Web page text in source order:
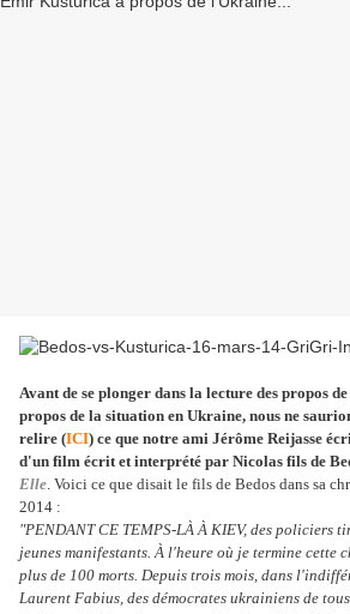
Avant de se plonger dans la lecture des propos
propos de la situation en Ukraine, nous ne
relire (ICI) ce que notre ami Jérôme Reijasse
d'un film écrit et interprété par Nicolas fils de
Elle. Voici ce que disait le fils de Bedos dans sa
2014 :
"PENDANT CE TEMPS-LÀ À KIEV, des policiers
jeunes manifestants. À l'heure où je termine cette
plus de 100 morts. Depuis trois mois, dans
Laurent Fabius, des démocrates ukrainiens de